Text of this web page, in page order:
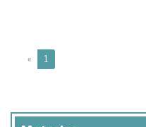
« 1